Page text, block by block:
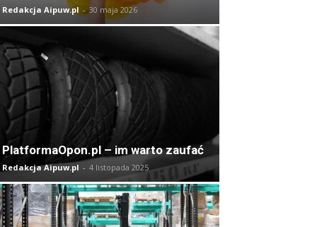
Redakcja Aipuw.pl - 30 maja 2026
PlatformaOpon.pl – im warto zaufać
Redakcja Aipuw.pl - 4 listopada 2025